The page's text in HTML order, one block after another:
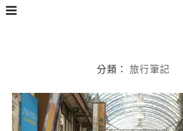
分類： 旅行筆記